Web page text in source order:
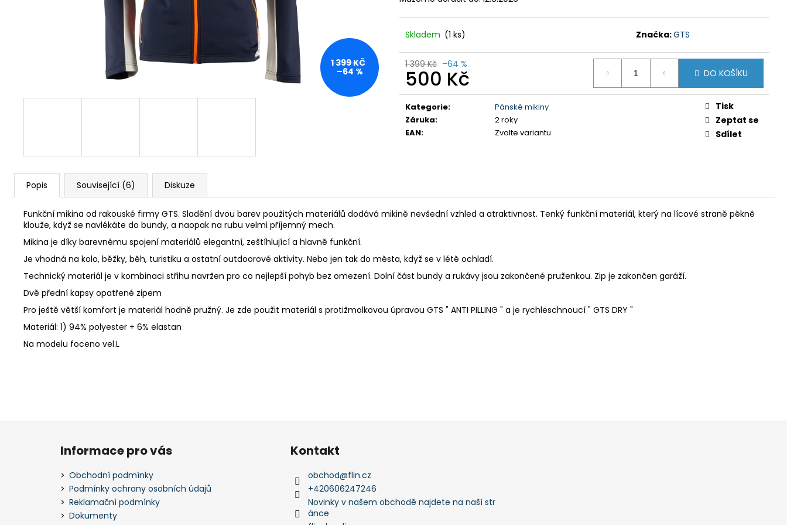
Skladem (1 ks) Značka:GTS
1 399 Kč –64 %
500 Kč
Měrná
cena:
DO KOŠÍKU
Kategorie:
Pánské mikiny
Záruka:
2 roky
EAN: Zvolte variantu
Tisk
Zeptat se
Sdílet
1 399 KČ
–64 %
Popis Související (6) Diskuze
Funkční mikina od rakouské firmy GTS. Sladění dvou barev použitých materiálů dodává mikině nevšední vzhled a atraktivnost. Tenký funkční materiál, který na lícové straně pěkně
klouže, když se navlékáte do bundy, a naopak na rubu velmi příjemný mech.
Mikina je díky barevnému spojení materiálů elegantní, zeštíhlující a hlavně funkční.
Je vhodná na kolo, běžky, běh, turistiku a ostatní outdoorové aktivity. Nebo jen tak do města, když se v létě ochladí.
Technický materiál je v kombinaci střihu navržen pro co nejlepší pohyb bez omezení. Dolní část bundy a rukávy jsou zakončené pruženkou. Zip je zakončen garáží.
Dvě přední kapsy opatřené zipem
Pro ještě větší komfort je materiál hodně pružný. Je zde použit materiál s protižmolkovou úpravou GTS " ANTI PILLING " a je rychleschnoucí " GTS DRY "
Materiál: 1) 94% polyester + 6% elastan
Na modelu foceno vel.L
MAC IN A SAC ORIGIN OCEAN BLUE
1 590 Kč
DÁMSKÉ BAVLNĚNÉ TRIKO GTS
TYRKYSOVÉ
299 Kč
Původně:
PÁNSKÉ KRAŤASY GTS 606211 MODRÁ
990 Kč
Původně:
Z
Informace pro vás
Obchodní podmínky
Podmínky ochrany osobních údajů
Reklamační podmínky
Dokumenty
Kontakt
obchod@flin.cz
+420606247246
Novinky v našem obchodě najdete na naší str
ánce